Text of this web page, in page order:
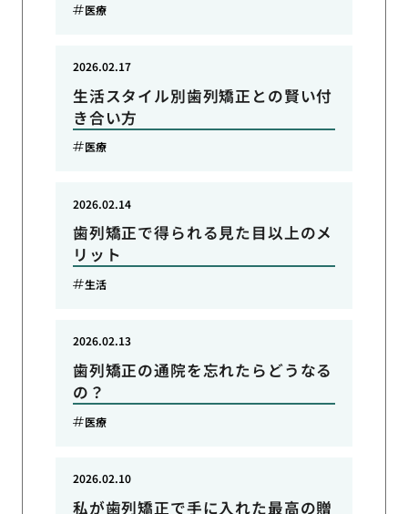
医療
生活スタイル別歯列矯正との賢い付
き合い方
2026.02.17
医療
歯列矯正で得られる見た目以上のメ
リット
2026.02.14
生活
歯列矯正の通院を忘れたらどうなる
の？
2026.02.13
医療
私が歯列矯正で手に入れた最高の贈
2026.02.10